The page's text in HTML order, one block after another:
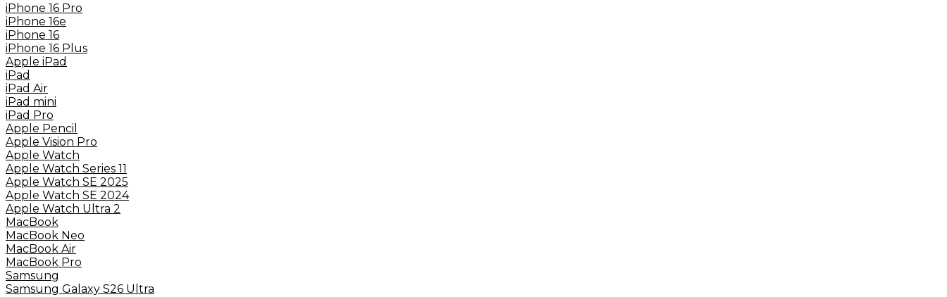
iPhone 16 Pro
iPhone 16e
iPhone 16
iPhone 16 Plus
Apple iPad
iPad
iPad Air
iPad mini
iPad Pro
Apple Pencil
Apple Vision Pro
Apple Watch
Apple Watch Series 11
Apple Watch SE 2025
Apple Watch SE 2024
Apple Watch Ultra 2
MacBook
MacBook Neo
MacBook Air
MacBook Pro
Samsung
Samsung Galaxy S26 Ultra